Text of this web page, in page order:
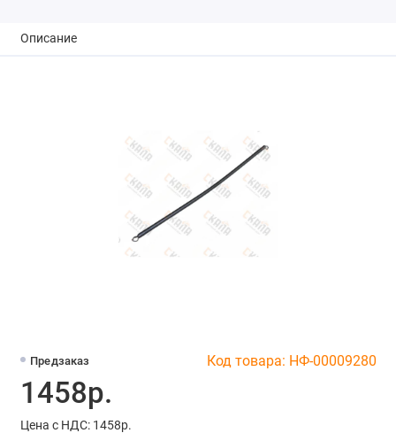
Описание
Предзаказ Код товара: НФ-00009280
1458р.
Цена с НДС: 1458р.